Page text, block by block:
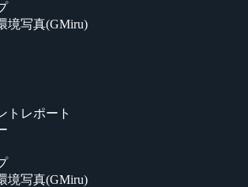
境写真(GMiru)
トレポート
境写真(GMiru)